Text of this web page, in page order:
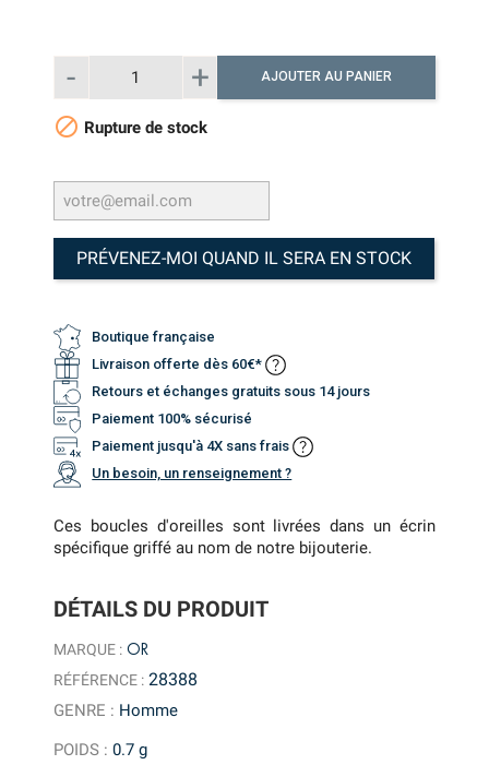
DÉTAILS DU PRODUIT
MARQUE : OR
RÉFÉRENCE : 28388
GENRE : Homme
POIDS :0.7 g
AJOUTER AU PANIER
 Rupture de stock
PRÉVENEZ-MOI QUAND IL SERA EN STOCK
Boutique française
Livraison offerte dès 60€*
Retours et échanges gratuits sous 14 jours
Paiement 100% sécurisé
Paiement jusqu'à 4X sans frais
Un besoin, un renseignement ?
Ces boucles d'oreilles sont livrées dans un écrin
spécifique griffé au nom de notre bijouterie.